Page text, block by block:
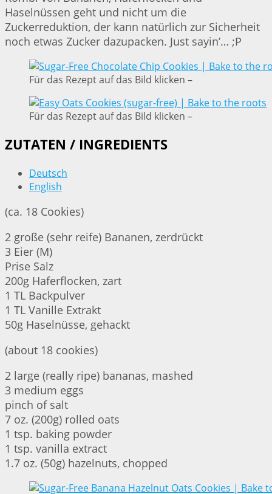
Haselnüssen geht und nicht um die
Zuckerreduktion, der kann natürlich zur Sicherheit
noch etwas Zucker dazupacken. Just sayin’… ;P
Für das Rezept auf das Bild klicken –
Für das Rezept auf das Bild klicken –
ZUTATEN / INGREDIENTS
Deutsch
English
(ca. 18 Cookies)
2 große (sehr reife) Bananen, zerdrückt
3 Eier (M)
Prise Salz
200g Haferflocken, zart
1 TL Backpulver
1 TL Vanille Extrakt
50g Haselnüsse, gehackt
(about 18 cookies)
2 large (really ripe) bananas, mashed
3 medium eggs
pinch of salt
7 oz. (200g) rolled oats
1 tsp. baking powder
1 tsp. vanilla extract
1.7 oz. (50g) hazelnuts, chopped